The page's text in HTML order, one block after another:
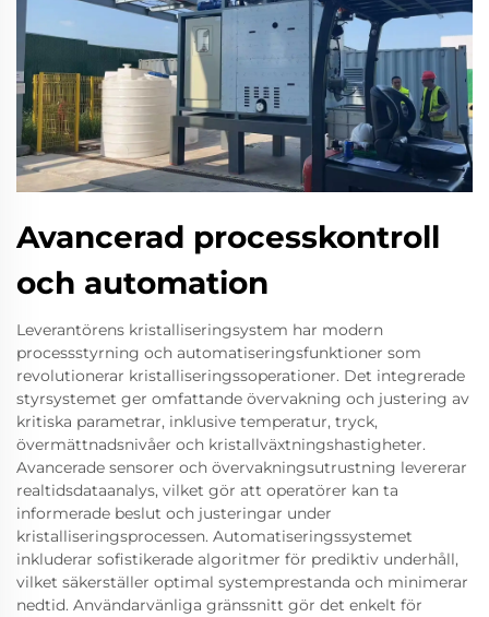
Avancerad processkontroll
och automation
Leverantörens kristalliseringsystem har modern
processstyrning och automatiseringsfunktioner som
revolutionerar kristalliseringssoperationer. Det integrerade
styrsystemet ger omfattande övervakning och justering av
kritiska parametrar, inklusive temperatur, tryck,
övermättnadsnivåer och kristallväxtningshastigheter.
Avancerade sensorer och övervakningsutrustning levererar
realtidsdataanalys, vilket gör att operatörer kan ta
informerade beslut och justeringar under
kristalliseringsprocessen. Automatiseringssystemet
inkluderar sofistikerade algoritmer för prediktiv underhåll,
vilket säkerställer optimal systemprestanda och minimerar
nedtid. Användarvänliga gränssnitt gör det enkelt för